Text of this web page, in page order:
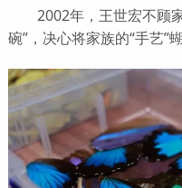
2002年，王世宏不顾家
碗”，决心将家族的“手艺”